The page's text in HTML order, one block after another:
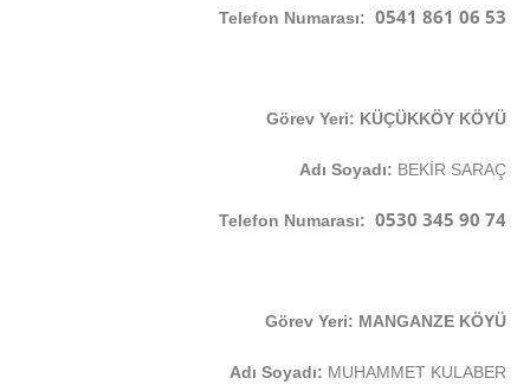
Telefon Numarası: 0541 861 06 53
Görev Yeri: KÜÇÜKKÖY KÖYÜ
Adı Soyadı: BEKİR SARAÇ
Telefon Numarası: 0530 345 90 74
Görev Yeri: MANGANZE KÖYÜ
Adı Soyadı: MUHAMMET KULABER